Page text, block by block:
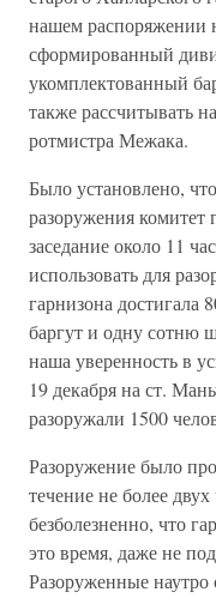
нашем распоряжении
сформированный
укомплектованный
также рассчитывать
ротмистра Межака.
Было установлено,
разоружения
заседание около 11
использовать для
гарнизона
баргут и одну сотню
наша уверенность в
19 декабря на ст.
разоружали 1500
Разоружение было
течение не более
безболезненно, что
это время, даже не
Разоруженные